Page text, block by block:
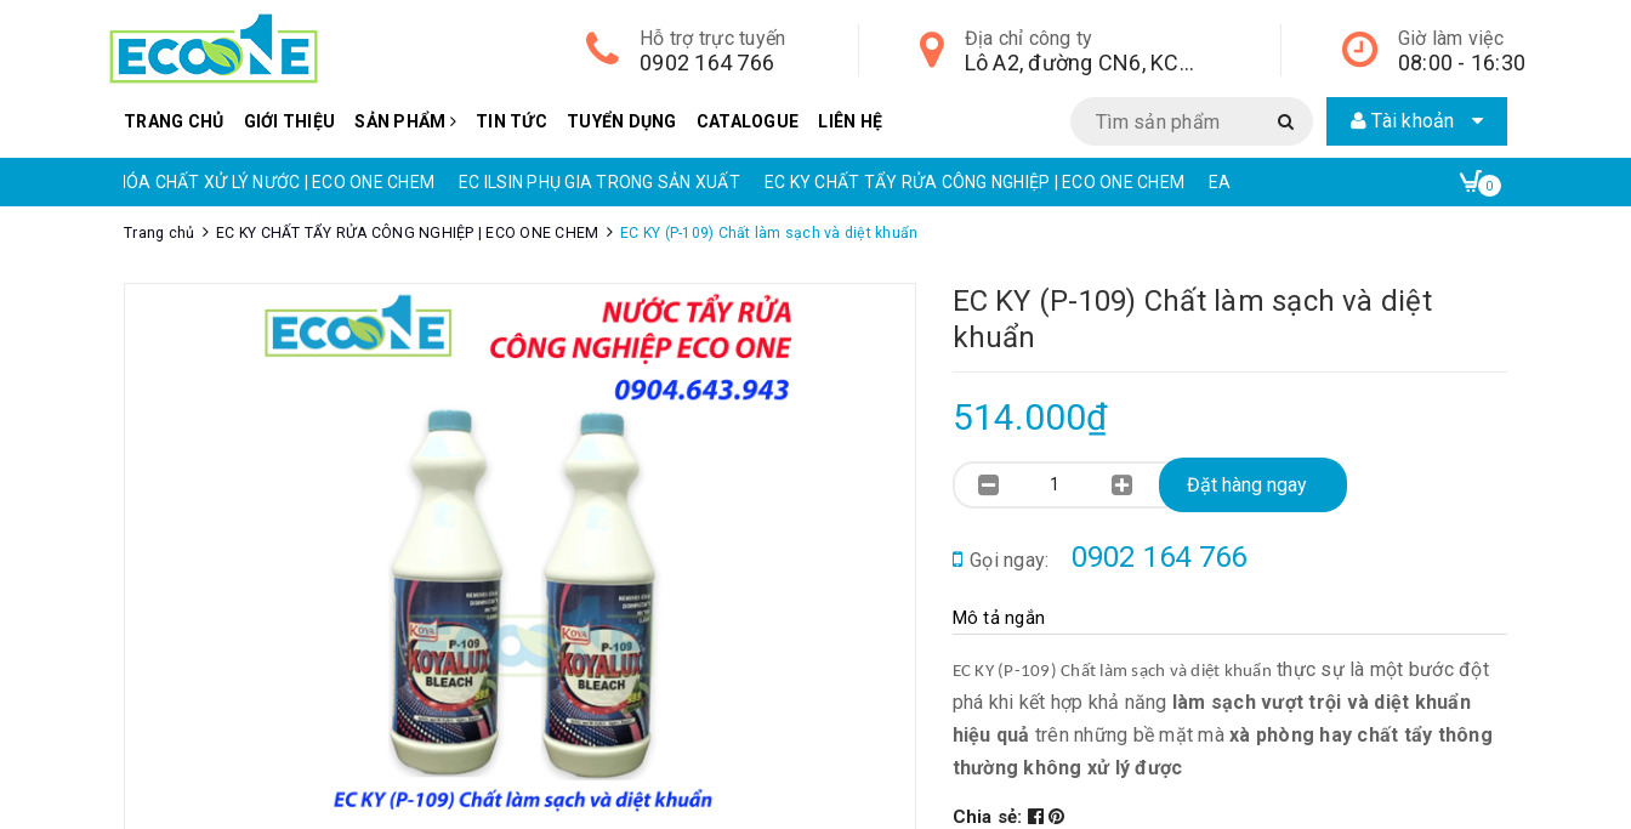
Giờ làm việc
08:00 - 16:30
Địa chỉ công ty
Lô A2, đường CN6, KCN Từ Liêm, quận Bắc Từ Liêm, Hà Nội, Hà Nội,
Hỗ trợ trực tuyến
0902 164 766
TRANG CHỦ GIỚI THIỆU SẢN PHẨM TIN TỨC TUYỂN DỤNG CATALOGUE LIÊN HỆ Tài khoản
HÓA CHẤT XỬ LÝ NƯỚC | ECO ONE CHEM EC ILSIN PHỤ GIA TRONG SẢN XUẤT EC KY CHẤT TẨY RỬA CÔNG NGHIỆP | ECO ONE CHEM EAR CHẤT TẨY RỬA CÔNG NGHIỆP | ECO ONE CHEM
0
Trang chủ EC KY CHẤT TẨY RỬA CÔNG NGHIỆP | ECO ONE CHEM EC KY (P-109) Chất làm sạch và diệt khuẩn
EC KY (P-109) Chất làm sạch và diệt
khuẩn
514.000₫
Đặt hàng ngay
Gọi ngay: 0902 164 766
Mô tả ngắn
EC KY (P-109) Chất làm sạch và diệt khuẩn thực sự là một bước đột
phá khi kết hợp khả năng làm sạch vượt trội và diệt khuẩn
hiệu quả trên những bề mặt mà xà phòng hay chất tẩy thông
thường không xử lý được
Chia sẻ: